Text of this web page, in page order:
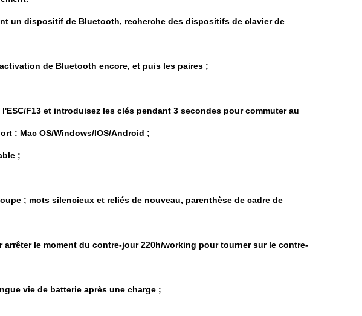
un dispositif de Bluetooth, recherche des dispositifs de clavier de
de Bluetooth encore, et puis les paires ;
F13 et introduisez les clés pendant 3 secondes pour commuter au
: Mac OS/Windows/IOS/Android ;
;
; mots silencieux et reliés de nouveau, parenthèse de cadre de
le moment du contre-jour 220h/working pour tourner sur le contre-
vie de batterie après une charge ;